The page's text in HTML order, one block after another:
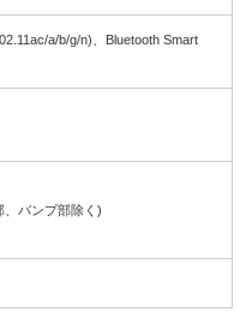
a/b/g/n)、Bluetooth Smart
、バンプ部除く)